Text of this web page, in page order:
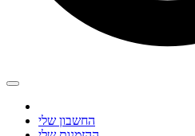
החשבון שלי